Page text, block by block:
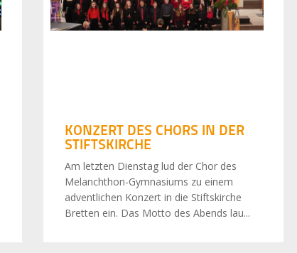
KONZERT DES CHORS IN DER
STIFTSKIRCHE
Am letzten Dienstag lud der Chor des
Melanchthon-Gymnasiums zu einem
adventlichen Konzert in die Stiftskirche
Bretten ein. Das Motto des Abends lau...